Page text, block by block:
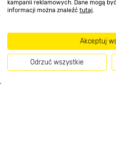
kampanii reklamowych. Dane mogą
informacji można znaleźć tutaj.
Akceptuj
Odrzuć wszystkie
Metody płatności